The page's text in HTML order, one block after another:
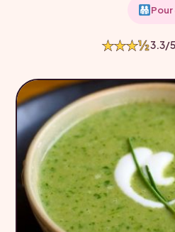
Pour
★★★½3.3/